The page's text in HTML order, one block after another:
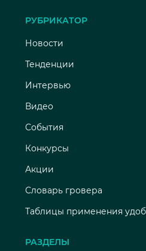
РУБРИКАТОР
Новости
Тенденции
Интервью
Видео
События
Конкурсы
Акции
Словарь гровера
Таблицы применения
РАЗДЕЛЫ